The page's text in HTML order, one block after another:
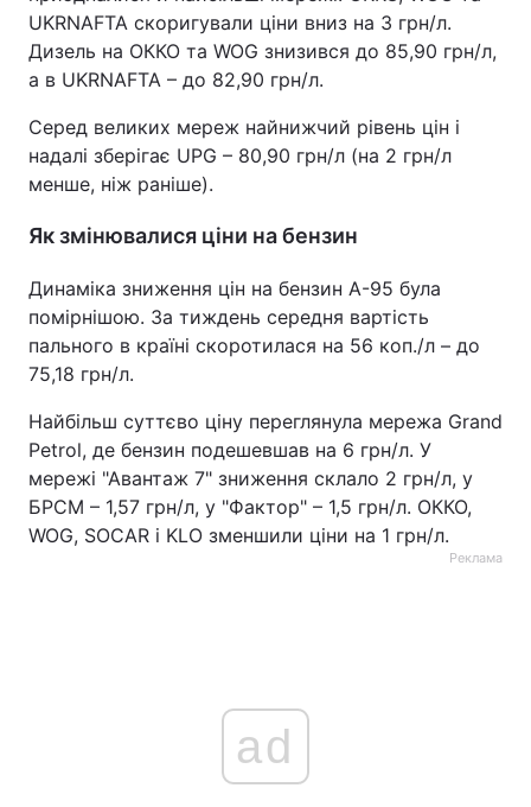
UKRNAFTA скоригували ціни вниз на 3 грн/л.
Дизель на ОККО та WOG знизився до 85,90 грн/л,
а в UKRNAFTA – до 82,90 грн/л.
Серед великих мереж найнижчий рівень цін і
надалі зберігає UPG – 80,90 грн/л (на 2 грн/л
менше, ніж раніше).
Як змінювалися ціни на бензин
Динаміка зниження цін на бензин А-95 була
помірнішою. За тиждень середня вартість
пального в країні скоротилася на 56 коп./л – до
75,18 грн/л.
Найбільш суттєво ціну переглянула мережа Grand
Petrol, де бензин подешевшав на 6 грн/л. У
мережі "Авантаж 7" зниження склало 2 грн/л, у
БРСМ – 1,57 грн/л, у "Фактор" – 1,5 грн/л. ОККО,
WOG, SOCAR і KLO зменшили ціни на 1 грн/л.
Реклама
ad